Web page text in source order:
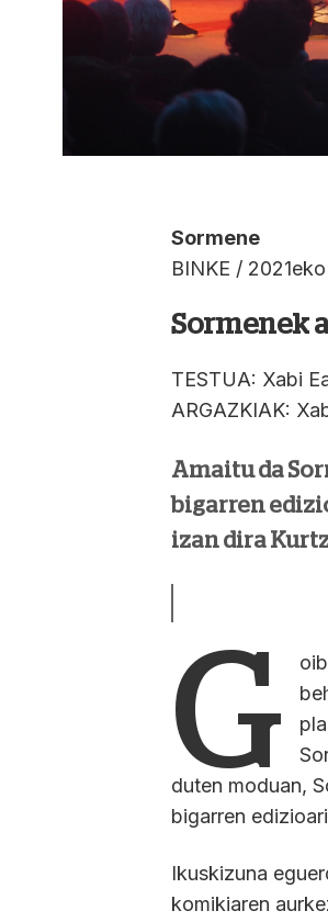
Sormene
BINKE /
Sormenek
TESTUA: Xabi
ARGAZKIAK:
Amaitu da
bigarren
izan dira
G
duten moduan,
bigarren
Ikuskizuna
komikiaren